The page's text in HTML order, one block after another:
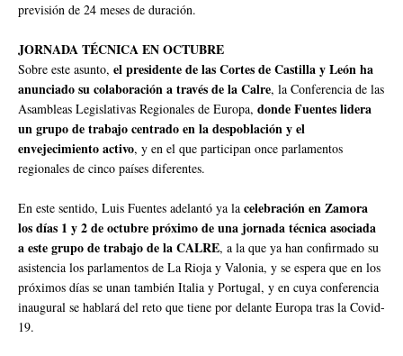
previsión de 24 meses de duración.
JORNADA TÉCNICA EN OCTUBRE
Sobre este asunto, el presidente de las Cortes de Castilla y León ha
anunciado su colaboración a través de la Calre, la Conferencia de las
Asambleas Legislativas Regionales de Europa, donde Fuentes lidera
un grupo de trabajo centrado en la despoblación y el
envejecimiento activo, y en el que participan once parlamentos
regionales de cinco países diferentes.
En este sentido, Luis Fuentes adelantó ya la celebración en Zamora
los días 1 y 2 de octubre próximo de una jornada técnica asociada
a este grupo de trabajo de la CALRE, a la que ya han confirmado su
asistencia los parlamentos de La Rioja y Valonia, y se espera que en los
próximos días se unan también Italia y Portugal, y en cuya conferencia
inaugural se hablará del reto que tiene por delante Europa tras la Covid-
19.